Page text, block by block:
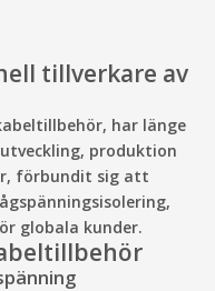
tillverkare av
har länge
produktion
förbundit sig att
globala kunder.